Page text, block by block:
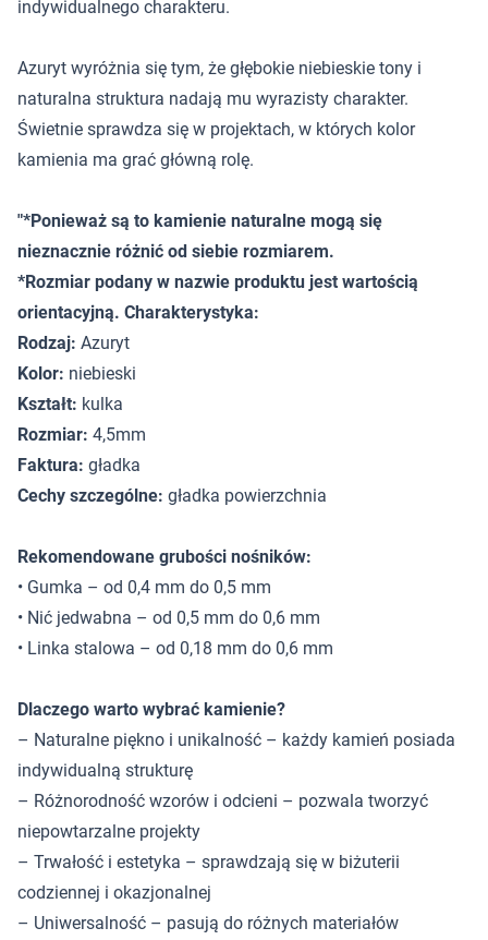
indywidualnego charakteru.
Azuryt wyróżnia się tym, że głębokie niebieskie tony i
naturalna struktura nadają mu wyrazisty charakter.
Świetnie sprawdza się w projektach, w których kolor
kamienia ma grać główną rolę.
"*Ponieważ są to kamienie naturalne mogą się
nieznacznie różnić od siebie rozmiarem.
*Rozmiar podany w nazwie produktu jest wartością
orientacyjną. Charakterystyka:
Rodzaj: Azuryt
Kolor: niebieski
Kształt: kulka
Rozmiar: 4,5mm
Faktura: gładka
Cechy szczególne: gładka powierzchnia
Rekomendowane grubości nośników:
• Gumka – od 0,4 mm do 0,5 mm
• Nić jedwabna – od 0,5 mm do 0,6 mm
• Linka stalowa – od 0,18 mm do 0,6 mm
Dlaczego warto wybrać kamienie?
– Naturalne piękno i unikalność – każdy kamień posiada
indywidualną strukturę
– Różnorodność wzorów i odcieni – pozwala tworzyć
niepowtarzalne projekty
– Trwałość i estetyka – sprawdzają się w biżuterii
codziennej i okazjonalnej
– Uniwersalność – pasują do różnych materiałów